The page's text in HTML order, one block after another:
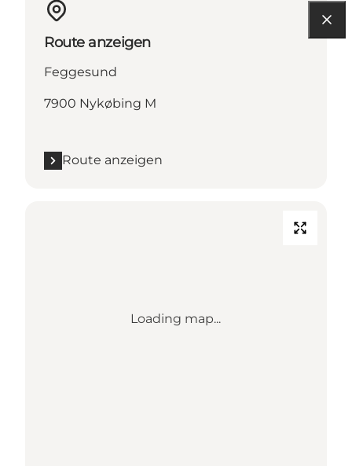
Route anzeigen
Feggesund
7900 Nykøbing M
Route anzeigen
Loading map...